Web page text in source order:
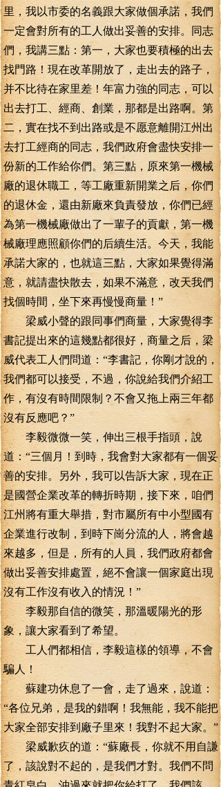
里，我以市委的名義跟大家做個承諾，我們
一定會對所有的工人做出妥善的安排。同志
們，我講三點：第一，大家也要積極的出去
找門路！現在改革開放了，走出去的路子，
并不比待在家里差！年富力強的同志，可以
出去打工、經商、創業，那都是出路啊。第
二，實在找不到出路或是不愿意離開江州出
去打工經商的同志，我們政府會盡快安排一
份新的工作給你們。第三點，原來第一機械
廠的退休職工，等工廠重新開業之后，你們
的退休金，還由新廠來負責發放，你們已經
為第一機械廠做出了一輩子的貢獻，第一機
械廠理應照顧你們的后續生活。今天，我能
承諾大家的，也就這三點，大家如果覺得滿
意，就請盡快散去，如果不滿意，改天我們
找個時間，坐下來再慢慢商量！”
梁威小聲的跟同事們商量，大家覺得李
書記提出來的這幾點都很好，商量之后，梁
威代表工人們問道：“李書記，你剛才說的，
我們都可以接受，不過，你說給我們介紹工
作，有沒有時間限制？不會又拖上兩三年都
沒有反應吧？”
李毅微微一笑，伸出三根手指頭，說
道：“三個月！到時，我會對大家都有一個妥
善的安排。另外，我可以告訴大家，現在正
是國營企業改革的轉折時期，接下來，咱們
江州將有重大舉措，對市屬所有中小型國有
企業進行改制，到時下崗分流的人，將會越
來越多，但是，所有的人員，我們政府都會
做出妥善安排處置，絕不會讓一個家庭出現
沒有工作沒有收入的情況！”
李毅那自信的微笑，那溫暖陽光的形
象，讓大家看到了希望。
工人們都相信，李毅這樣的領導，不會
騙人！
蘇建功休息了一會，走了過來，說道：
“各位兄弟，是我的錯啊！我無能，我不能把
大家全部安排到廠子里來！我對不起大家。”
梁威歉疚的道：“蘇廠長，你就不用自謙
了，該說對不起的，是我們才對。我們不問